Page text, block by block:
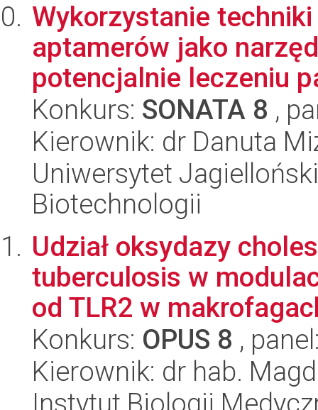
Wykorzystanie
aptamerów jako
potencjalnie leczeniu
Konkurs: SONATA 8 ,
Kierownik: dr Danuta
Uniwersytet
Biotechnologii
Udział oksydazy
tuberculosis w
od TLR2 w
Konkurs: OPUS 8 ,
Kierownik: dr hab.
Instytut Biologii